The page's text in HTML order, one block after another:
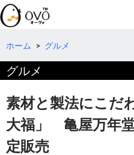
検
索
コ
テ
ツ
へ
移
動
ホーム > グルメ
グルメ
素材と製法にこだ
大福」 亀屋万年
定販売